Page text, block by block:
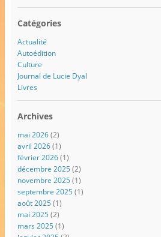
Catégories
Actualité
Autoédition
Culture
Journal de Lucie Dyal
Livres
Archives
mai 2026(2)
avril 2026(1)
février 2026(1)
décembre 2025(2)
novembre 2025(1)
septembre 2025(1)
août 2025(1)
mai 2025(2)
mars 2025(1)